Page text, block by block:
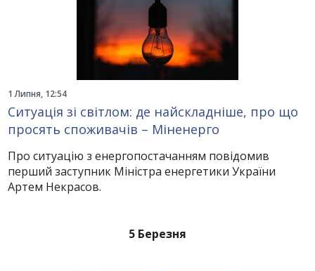
1 Липня, 12:54
Ситуація зі світлом: де найскладніше, про що
просять споживачів – Міненерго
Про ситуацію з енергопостачанням повідомив
перший заступник Міністра енергетики України
Артем Некрасов.
5 Березня